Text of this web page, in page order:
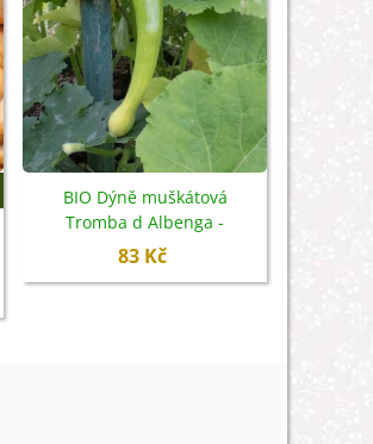
BIO Dýně muškátová
Tromba d Albenga -
Cucurbita moschata - bio
83 Kč